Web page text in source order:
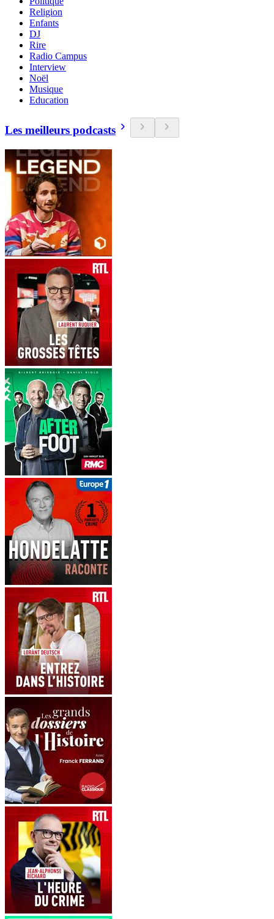
Religion
Enfants
DJ
Rire
Radio Campus
Interview
Noël
Musique
Education
Les meilleurs podcasts